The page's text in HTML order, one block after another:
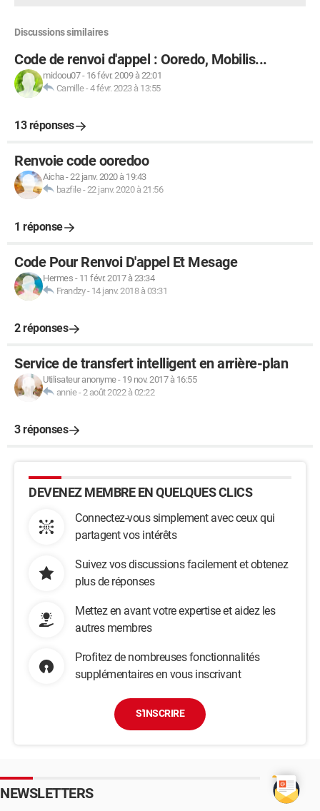
Discussions similaires
Code de renvoi d'appel : Ooredo, Mobilis...
midoou07- 16 févr. 2009 à 22:01
Camille-4 févr. 2023 à 13:55
13 réponses
Renvoie code ooredoo
Aicha-22 janv. 2020 à 19:43
bazfile-22 janv. 2020 à 21:56
1 réponse
Code Pour Renvoi D'appel Et Mesage
Hermes - 11 févr. 2017 à 23:34
Frandzy- 14 janv. 2018 à 03:31
2 réponses
Service de transfert intelligent en arrière-plan
Utilisateur anonyme- 19 nov. 2017 à 16:55
annie-2 août 2022 à 02:22
3 réponses
DEVENEZ MEMBRE EN QUELQUES CLICS
Connectez-vous simplement avec ceux qui
partagent vos intérêts
Suivez vos discussions facilement et obtenez
plus de réponses
Mettez en avant votre expertise et aidez les
autres membres
Profitez de nombreuses fonctionnalités
supplémentaires en vous inscrivant
S'INSCRIRE
NEWSLETTERS